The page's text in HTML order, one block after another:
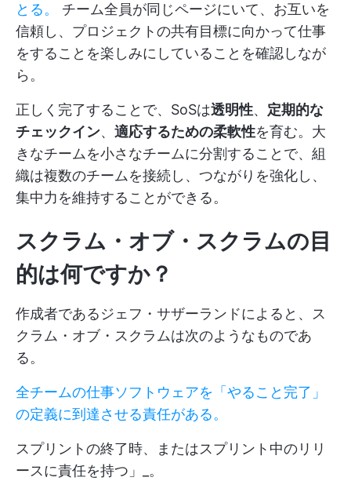
とる。
チーム全員が同じページにいて、お互いを
信頼し、プロジェクトの共有目標に向かって仕事
をすることを楽しみにしていることを確認しなが
ら。
正しく完了することで、SoSは透明性、 定期的な
チェックイン、 適応するための柔軟性を育む。大
きなチームを小さなチームに分割することで、組
織は複数のチームを接続し、つながりを強化し、
集中力を維持することができる。
スクラム・オブ・スクラムの目
的は何ですか？
作成者であるジェフ・サザーランドによると、ス
クラム・オブ・スクラムは次のようなものであ
る。
全チームの仕事ソフトウェアを「やること完了」
の定義に到達させる責任がある。
スプリントの終了時、またはスプリント中のリリ
ースに責任を持つ」_。